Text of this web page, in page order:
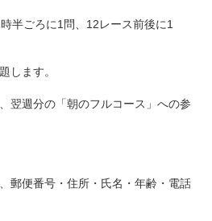
半ごろに1問、12レース前後に1
します。
翌週分の「朝のフルコース」への参
郵便番号・住所・氏名・年齢・電話